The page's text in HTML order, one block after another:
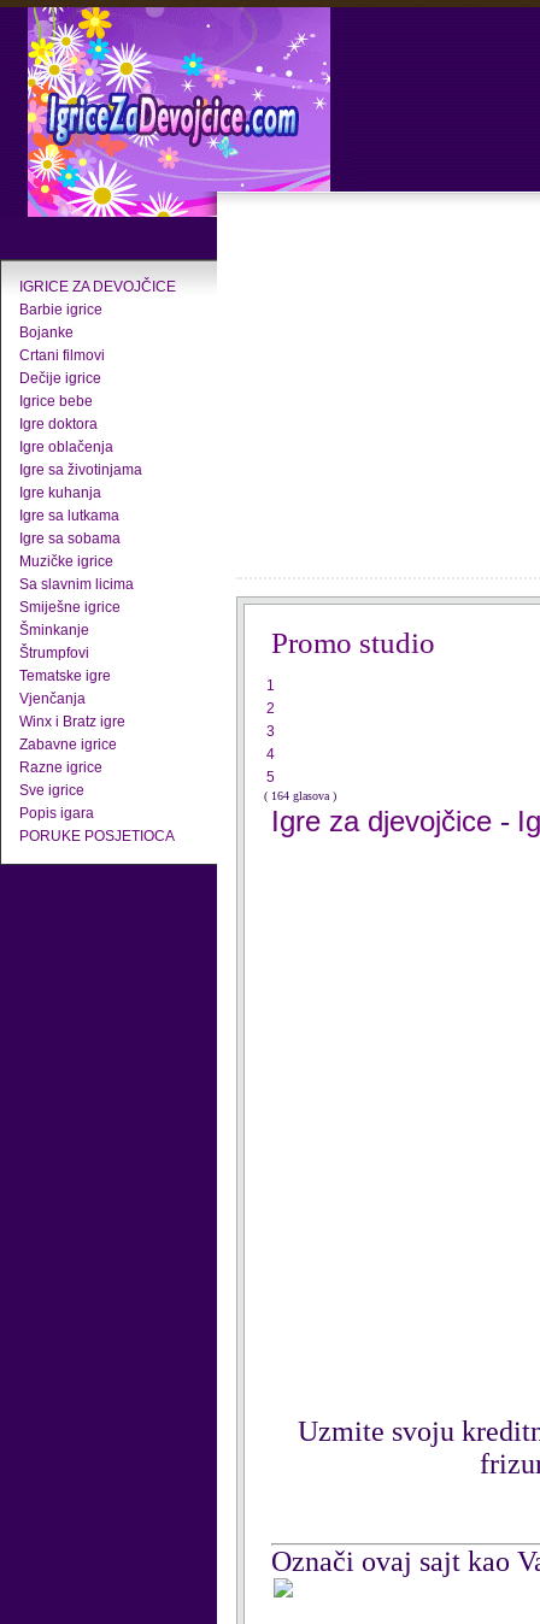
IGRICE ZA DEVOJČICE
Barbie igrice
Bojanke
Crtani filmovi
Dečije igrice
Igrice bebe
Igre doktora
Igre oblačenja
Igre sa životinjama
Igre kuhanja
Igre sa lutkama
Igre sa sobama
Muzičke igrice
Sa slavnim licima
Smiješne igrice
Šminkanje
Štrumpfovi
Tematske igre
Vjenčanja
Winx i Bratz igre
Zabavne igrice
Razne igrice
Sve igrice
Popis igara
PORUKE POSJETIOCA
Promo studio
1
2
3
4
5
( 164 glasova )
Igre za djevojčice -
Uzmite svoju
Označi ovaj sajt kao